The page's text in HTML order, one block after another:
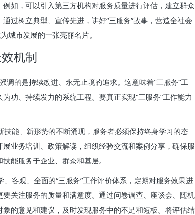
如，可以引入第三方机构对服务质量进行评估，建立群众
过树立典型、宣传先进，讲好“三服务”故事，营造全社会
城市发展的一张亮丽名片。
机制
调的是持续改进、永无止境的追求。这意味着“三服务”工
功、持续发力的系统工程。要真正实现“三服务”工作能力
能、新形势的不断涌现，服务者必须保持终身学习的态
业务培训、政策解读，组织经验交流和案例分享，确保服
能服务于企业、群众和基层。
客观、全面的“三服务”工作评价体系，定期对服务效果进
关注服务的质量和满意度。通过问卷调查、座谈会、随机
的意见和建议，及时发现服务中的不足和短板。将评估结